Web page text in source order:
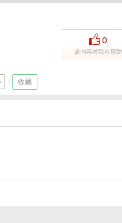
0
该内容对我有帮助
收藏